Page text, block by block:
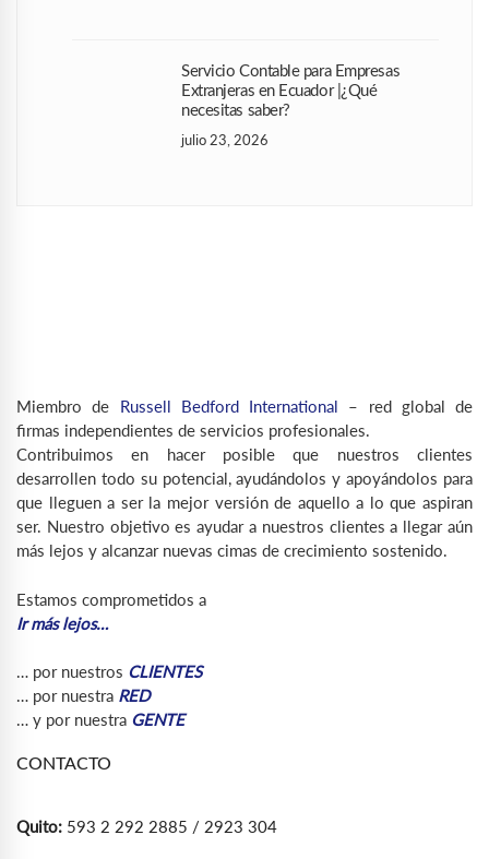
Servicio Contable para Empresas
Extranjeras en Ecuador |¿Qué
necesitas saber?
julio 23, 2026
Miembro de Russell Bedford International – red global de
firmas independientes de servicios profesionales.
Contribuimos en hacer posible que nuestros clientes
desarrollen todo su potencial, ayudándolos y apoyándolos para
que lleguen a ser la mejor versión de aquello a lo que aspiran
ser. Nuestro objetivo es ayudar a nuestros clientes a llegar aún
más lejos y alcanzar nuevas cimas de crecimiento sostenido.
Estamos comprometidos a
Ir más lejos…
… por nuestros CLIENTES
… por nuestra RED
… y por nuestra GENTE
CONTACTO
Quito: 593 2 292 2885 / 2923 304